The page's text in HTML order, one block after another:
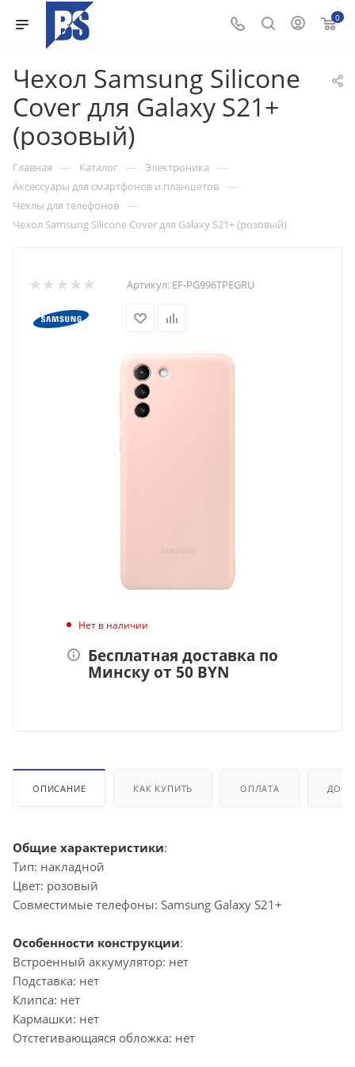
0
Чехол Samsung Silicone
Cover для Galaxy S21+
(розовый)
Главная — Каталог — Электроника —
Аксессуары для смартфонов и планшетов —
Чехлы для телефонов —
Чехол Samsung Silicone Cover для Galaxy S21+ (розовый)
Артикул: EF-PG996TPEGRU
Нет в наличии
Бесплатная доставка по
Минску от 50 BYN
ОПИСАНИЕ КАК КУПИТЬ ОПЛАТА
Общие характеристики:
Тип: накладной
Цвет: розовый
Совместимые телефоны: Samsung Galaxy S21+
Особенности конструкции:
Встроенный аккумулятор: нет
Подставка: нет
Клипса: нет
Кармашки: нет
Отстегивающаяся обложка: нет